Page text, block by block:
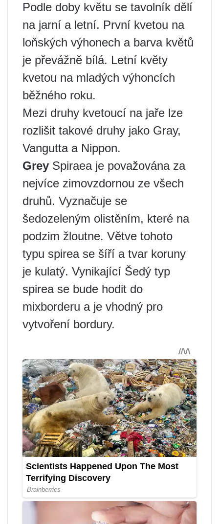
Podle doby květu se tavolník dělí
na jarní a letní. První kvetou na
loňských výhonech a barva květů
je převážně bílá. Letní květy
kvetou na mladých výhoncích
běžného roku.
Mezi druhy kvetoucí na jaře lze
rozlišit takové druhy jako Gray,
Vangutta a Nippon.
Grey Spiraea je považována za
nejvíce zimovzdornou ze všech
druhů. Vyznačuje se
šedozeleným olistěním, které na
podzim žloutne. Větve tohoto
typu spirea se šíří a tvar koruny
je kulatý. Vynikající Šedý typ
spirea se bude hodit do
mixborderu a je vhodný pro
vytvoření bordury.